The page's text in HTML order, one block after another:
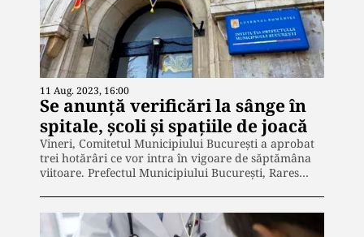
11 Aug. 2023, 16:00
Se anunță verificări la sânge în
spitale, școli și spațiile de joacă
Vineri, Comitetul Municipiului București a aprobat
trei hotărâri ce vor intra în vigoare de săptămâna
viitoare. Prefectul Municipiului București, Rares…